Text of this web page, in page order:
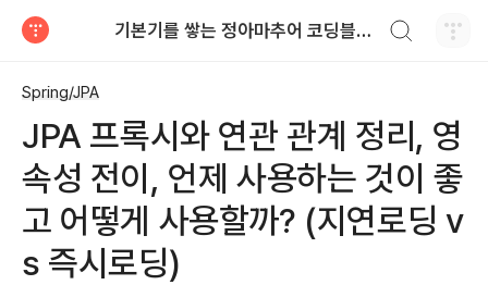
기본기를 쌓는 정아마추어 코딩블로그
Spring/JPA
JPA 프록시와 연관 관계 정리, 영
속성 전이, 언제 사용하는 것이 좋
고 어떻게 사용할까? (지연로딩 v
s 즉시로딩)